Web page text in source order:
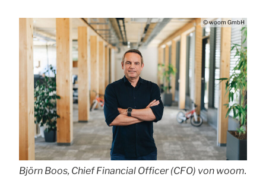
© woom GmbH
Björn Boos, Chief Financial Officer (CFO) von woom.